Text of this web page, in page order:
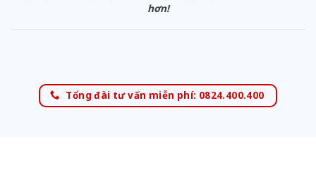
hơn!
Tổng đài tư vấn miễn phí: 0824.400.400